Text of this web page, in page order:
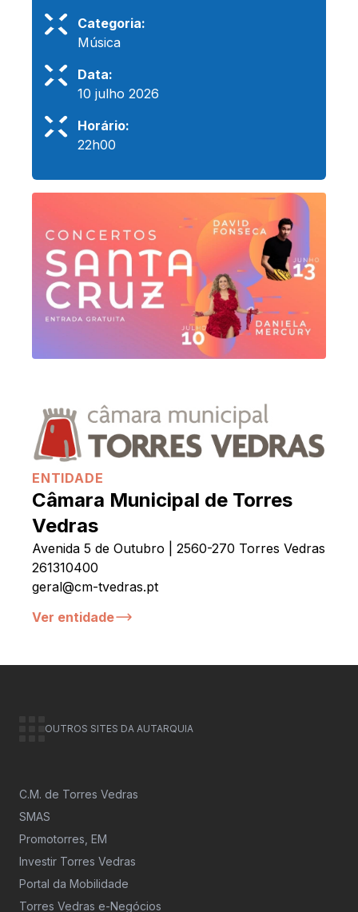
Categoria:
Música
Data:
10 julho 2026
Horário:
22h00
ENTIDADE
Câmara Municipal de Torres
Vedras
Avenida 5 de Outubro | 2560-270 Torres Vedras
261310400
geral@cm-tvedras.pt
Ver entidade
OUTROS SITES DA AUTARQUIA
C.M. de Torres Vedras
SMAS
Promotorres, EM
Investir Torres Vedras
Portal da Mobilidade
Torres Vedras e-Negócios